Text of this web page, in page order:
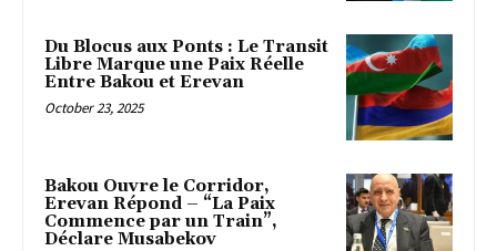
Du Blocus aux Ponts : Le Transit
Libre Marque une Paix Réelle
Entre Bakou et Erevan
October 23, 2025
Bakou Ouvre le Corridor,
Erevan Répond – “La Paix
Commence par un Train”,
Déclare Musabekov